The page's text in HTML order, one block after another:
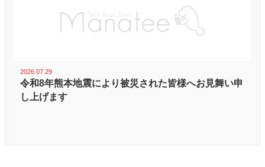
2026.07.29
令和8年熊本地震により被災された皆様へお見舞い申
し上げます